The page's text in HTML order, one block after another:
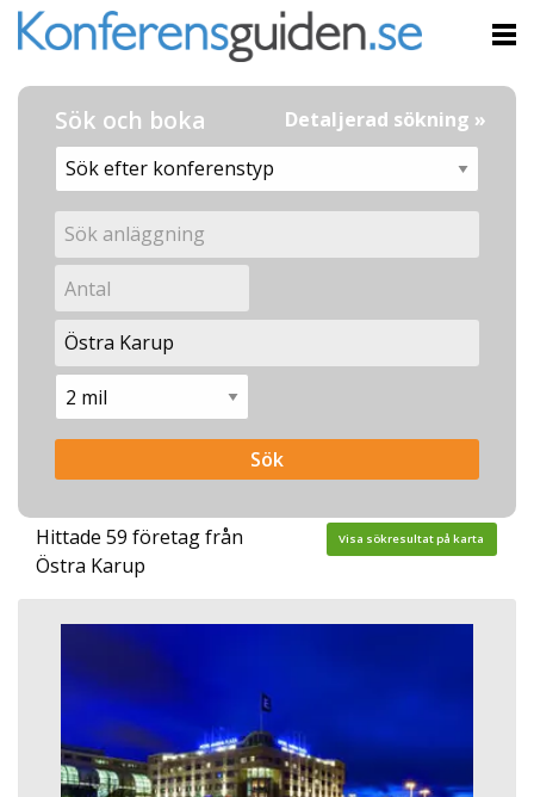
Sök och boka Detaljerad sökning »
Hittade 59 företag från
Östra Karup
Visa sökresultat på karta